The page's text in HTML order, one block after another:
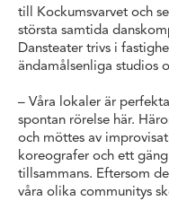
till Kockumsvarvet och
största samtida
Dansteater trivs i
ändamålsenliga studios
– Våra lokaler är
spontan rörelse här.
och möttes av
koreografer och ett
tillsammans. Eftersom
våra olika communitys